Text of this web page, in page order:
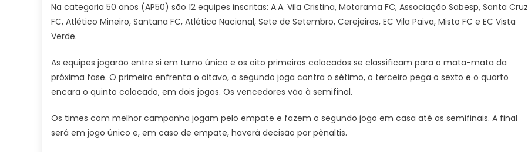
Na categoria 50 anos (AP50) são 12 equipes inscritas: A.A. Vila Cristina, Motorama FC, Associação Sabesp, Santa Cruz
FC, Atlético Mineiro, Santana FC, Atlético Nacional, Sete de Setembro, Cerejeiras, EC Vila Paiva, Misto FC e EC Vista
Verde.
As equipes jogarão entre si em turno único e os oito primeiros colocados se classificam para o mata-mata da
próxima fase. O primeiro enfrenta o oitavo, o segundo joga contra o sétimo, o terceiro pega o sexto e o quarto
encara o quinto colocado, em dois jogos. Os vencedores vão à semifinal.
Os times com melhor campanha jogam pelo empate e fazem o segundo jogo em casa até as semifinais. A final
será em jogo único e, em caso de empate, haverá decisão por pênaltis.